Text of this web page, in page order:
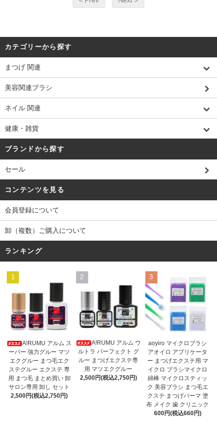
カテゴリーから探す
まつげ 関連
美容関連ブラシ
ネイル 関連
健康・雑貨
ブランドから探す
セール
コンテンツを見る
会員登録について
卸（複数）ご購入について
ランキング
1
A!RUMU アルム ス
ーパー 強力グルー マツ
エクグルー まつ毛エク
ステグルー エクステ 専
用 まつ毛 まとめ買い 卸
サロン専用 卸し セット
2,500円(税込2,750円)
2
A!RUMU アルム ウ
ルトラ パーフェクト グ
ルー まつげエクステ専
用 マツエクグルー
2,500円(税込2,750円)
3
aoyiro マイクロブラシ
アオイロ アプリケータ
ー まつげエクステ用 マ
イクロ ブラシマイクロ
綿棒 マイクロスティッ
ク 美容ブラシ まつ毛エ
クステ まつげパーマ 塗
布 メイク 歯 クリニック
600円(税込660円)